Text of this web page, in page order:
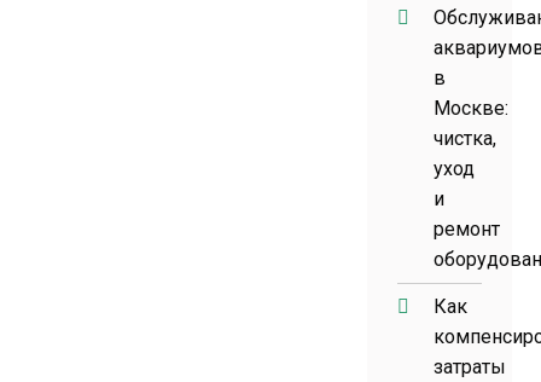
в
Москве:
чистка,
уход
и
ремонт
Как
затраты